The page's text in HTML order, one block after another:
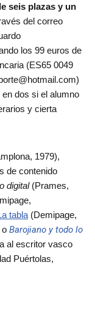
seis plazas y un
del correo
los 99 euros de
(ES65 0049
dos si el alumno
y cierta
1979),
de contenido
digital (Prames,
tabla (Demipage,
o Barojiano y todo lo
al escritor vasco
Puértolas,